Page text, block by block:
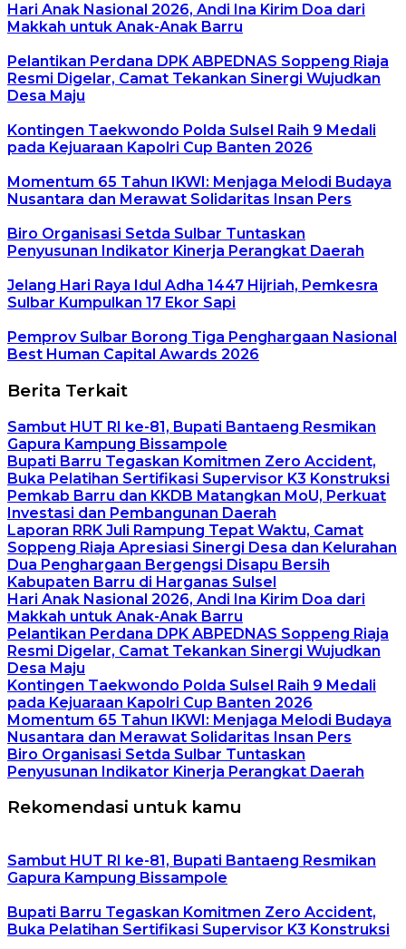
Hari Anak Nasional 2026, Andi Ina Kirim Doa dari
Makkah untuk Anak-Anak Barru
Pelantikan Perdana DPK ABPEDNAS Soppeng Riaja
Resmi Digelar, Camat Tekankan Sinergi Wujudkan
Desa Maju
Kontingen Taekwondo Polda Sulsel Raih 9 Medali
pada Kejuaraan Kapolri Cup Banten 2026
Momentum 65 Tahun IKWI: Menjaga Melodi Budaya
Nusantara dan Merawat Solidaritas Insan Pers
Biro Organisasi Setda Sulbar Tuntaskan
Penyusunan Indikator Kinerja Perangkat Daerah
Jelang Hari Raya Idul Adha 1447 Hijriah, Pemkesra
Sulbar Kumpulkan 17 Ekor Sapi
Pemprov Sulbar Borong Tiga Penghargaan Nasional
Best Human Capital Awards 2026
Berita Terkait
Sambut HUT RI ke-81, Bupati Bantaeng Resmikan
Gapura Kampung Bissampole
Bupati Barru Tegaskan Komitmen Zero Accident,
Buka Pelatihan Sertifikasi Supervisor K3 Konstruksi
Pemkab Barru dan KKDB Matangkan MoU, Perkuat
Investasi dan Pembangunan Daerah
Laporan RRK Juli Rampung Tepat Waktu, Camat
Soppeng Riaja Apresiasi Sinergi Desa dan Kelurahan
Dua Penghargaan Bergengsi Disapu Bersih
Kabupaten Barru di Harganas Sulsel
Hari Anak Nasional 2026, Andi Ina Kirim Doa dari
Makkah untuk Anak-Anak Barru
Pelantikan Perdana DPK ABPEDNAS Soppeng Riaja
Resmi Digelar, Camat Tekankan Sinergi Wujudkan
Desa Maju
Kontingen Taekwondo Polda Sulsel Raih 9 Medali
pada Kejuaraan Kapolri Cup Banten 2026
Momentum 65 Tahun IKWI: Menjaga Melodi Budaya
Nusantara dan Merawat Solidaritas Insan Pers
Biro Organisasi Setda Sulbar Tuntaskan
Penyusunan Indikator Kinerja Perangkat Daerah
Rekomendasi untuk kamu
Sambut HUT RI ke-81, Bupati Bantaeng Resmikan
Gapura Kampung Bissampole
Bupati Barru Tegaskan Komitmen Zero Accident,
Buka Pelatihan Sertifikasi Supervisor K3 Konstruksi